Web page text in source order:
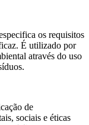
os requisitos
É utilizado por
através do uso
de
sociais e éticas